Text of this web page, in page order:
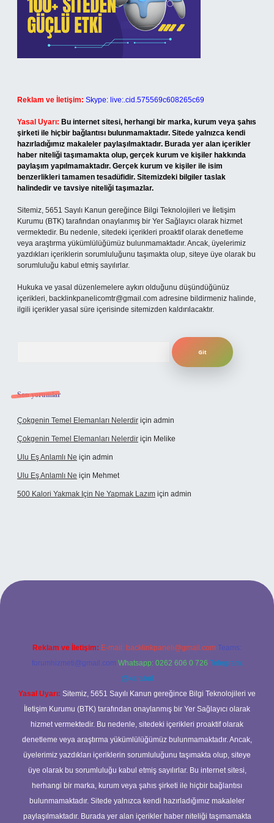
Reklam ve İletişim: Skype: live:.cid.575569c608265c69
Yasal Uyarı: Bu internet sitesi, herhangi bir marka, kurum veya şahıs
şirketi ile hiçbir bağlantısı bulunmamaktadır. Sitede yalnızca kendi
hazırladığımız makaleler paylaşılmaktadır. Burada yer alan içerikler
haber niteliği taşımamakta olup, gerçek kurum ve kişiler hakkında
paylaşım yapılmamaktadır. Gerçek kurum ve kişiler ile isim
benzerlikleri tamamen tesadüfidir. Sitemizdeki bilgiler taslak
halindedir ve tavsiye niteliği taşımazlar.
Sitemiz, 5651 Sayılı Kanun gereğince Bilgi Teknolojileri ve İletişim
Kurumu (BTK) tarafından onaylanmış bir Yer Sağlayıcı olarak hizmet
vermektedir. Bu nedenle, sitedeki içerikleri proaktif olarak denetleme
veya araştırma yükümlülüğümüz bulunmamaktadır. Ancak, üyelerimiz
yazdıkları içeriklerin sorumluluğunu taşımakta olup, siteye üye olarak bu
sorumluluğu kabul etmiş sayılırlar.
Hukuka ve yasal düzenlemelere aykırı olduğunu düşündüğünüz
içerikleri, backlinkpanelicomtr@gmail.com adresine bildirmeniz halinde,
ilgili içerikler yasal süre içerisinde sitemizden kaldırılacaktır.
Son yorumlar
Çokgenin Temel Elemanları Nelerdir için admin
Çokgenin Temel Elemanları Nelerdir için Melike
Ulu Eş Anlamlı Ne için admin
Ulu Eş Anlamlı Ne için Mehmet
500 Kalori Yakmak Için Ne Yapmak Lazım için admin
adresi
Reklam ve İletişim: E-mail: backlinkpaneli@gmail.com Teams:
forumhizmeti@gmail.com Whatsapp: 0262 606 0 726 Telegram:
@karabul
Yasal Uyarı: Sitemiz, 5651 Sayılı Kanun gereğince Bilgi Teknolojileri ve
İletişim Kurumu (BTK) tarafından onaylanmış bir Yer Sağlayıcı olarak
hizmet vermektedir. Bu nedenle, sitedeki içerikleri proaktif olarak
denetleme veya araştırma yükümlülüğümüz bulunmamaktadır. Ancak,
üyelerimiz yazdıkları içeriklerin sorumluluğunu taşımakta olup, siteye
üye olarak bu sorumluluğu kabul etmiş sayılırlar. Bu internet sitesi,
herhangi bir marka, kurum veya şahıs şirketi ile hiçbir bağlantısı
bulunmamaktadır. Sitede yalnızca kendi hazırladığımız makaleler
paylaşılmaktadır. Burada yer alan içerikler haber niteliği taşımamakta